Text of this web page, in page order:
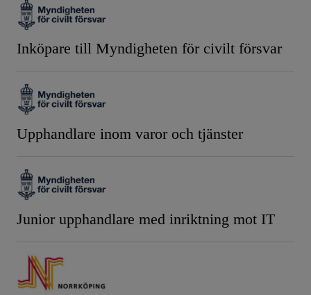
Inköpare till Myndigheten för civilt försvar
Upphandlare inom varor och tjänster
Junior upphandlare med inriktning mot IT